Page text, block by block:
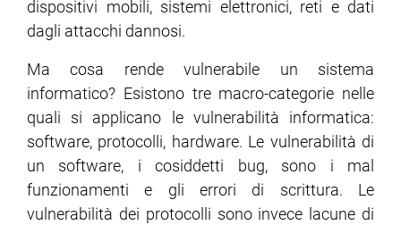
dispositivi mobili, sistemi elettronici, reti e dati
dagli attacchi dannosi.
Ma cosa rende vulnerabile un sistema
informatico? Esistono tre macro-categorie nelle
quali si applicano le vulnerabilità informatica:
software, protocolli, hardware. Le vulnerabilità di
un software, i cosiddetti bug, sono i mal
funzionamenti e gli errori di scrittura. Le
vulnerabilità dei protocolli sono invece lacune di